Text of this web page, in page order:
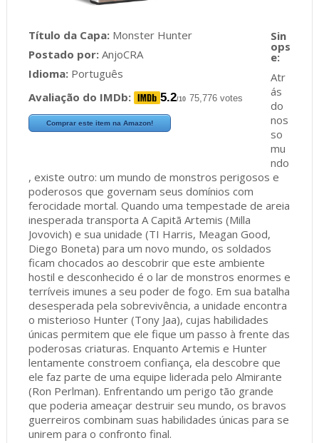
Título da Capa:Monster Hunter
Postado por:AnjoCRA
Idioma:Português
Avaliação do IMDb:
5.2/10 75,776 votes
Comprar este item na Amazon!
Atr
ás
do
nos
so
mu
ndo
, existe outro: um mundo de monstros perigosos e
poderosos que governam seus domínios com
ferocidade mortal. Quando uma tempestade de areia
inesperada transporta A Capitã Artemis (Milla
Jovovich) e sua unidade (TI Harris, Meagan Good,
Diego Boneta) para um novo mundo, os soldados
ficam chocados ao descobrir que este ambiente
hostil e desconhecido é o lar de monstros enormes e
terríveis imunes a seu poder de fogo. Em sua batalha
desesperada pela sobrevivência, a unidade encontra
o misterioso Hunter (Tony Jaa), cujas habilidades
únicas permitem que ele fique um passo à frente das
poderosas criaturas. Enquanto Artemis e Hunter
lentamente constroem confiança, ela descobre que
ele faz parte de uma equipe liderada pelo Almirante
(Ron Perlman). Enfrentando um perigo tão grande
que poderia ameaçar destruir seu mundo, os bravos
guerreiros combinam suas habilidades únicas para se
unirem para o confronto final.